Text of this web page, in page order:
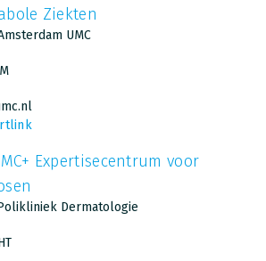
Ziekten
UMC
Expertisecentrum voor
Dermatologie